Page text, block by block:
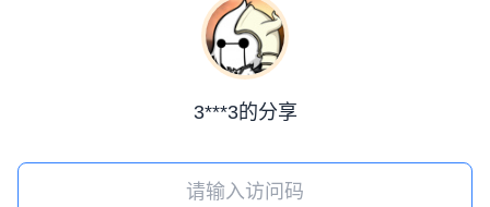
3***3的分享